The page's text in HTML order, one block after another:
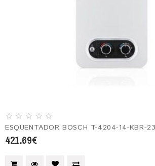
ESQUENTADOR BOSCH T-4204-14-KBR-
421.69€